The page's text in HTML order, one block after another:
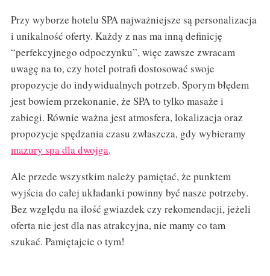
Przy wyborze hotelu SPA najważniejsze są personalizacja
i unikalność oferty. Każdy z nas ma inną definicję
“perfekcyjnego odpoczynku”, więc zawsze zwracam
uwagę na to, czy hotel potrafi dostosować swoje
propozycje do indywidualnych potrzeb. Sporym błędem
jest bowiem przekonanie, że SPA to tylko masaże i
zabiegi. Równie ważna jest atmosfera, lokalizacja oraz
propozycje spędzania czasu zwłaszcza, gdy wybieramy
mazury spa dla dwojga.
Ale przede wszystkim należy pamiętać, że punktem
wyjścia do całej układanki powinny być nasze potrzeby.
Bez względu na ilość gwiazdek czy rekomendacji, jeżeli
oferta nie jest dla nas atrakcyjna, nie mamy co tam
szukać. Pamiętajcie o tym!